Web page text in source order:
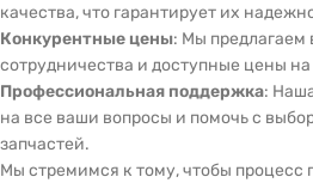
качества, что гарантирует их
Конкурентные цены: Мы предлагаем
сотрудничества и доступные цены
Профессиональная поддержка:
на все ваши вопросы и помочь с
запчастей.
Мы стремимся к тому, чтобы процесс